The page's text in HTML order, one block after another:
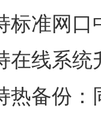
标准网
在线系统
热备份